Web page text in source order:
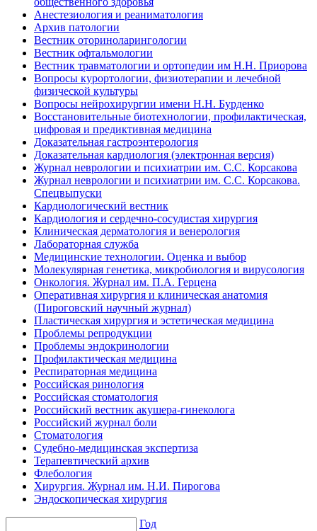
Анестезиология и реаниматология
Архив патологии
Вестник оториноларингологии
Вестник офтальмологии
Вестник травматологии и ортопедии им Н.Н. Приорова
Вопросы курортологии, физиотерапии и лечебной
физической культуры
Вопросы нейрохирургии имени Н.Н. Бурденко
Восстановительные биотехнологии, профилактическая,
цифровая и предиктивная медицина
Доказательная гастроэнтерология
Доказательная кардиология (электронная версия)
Журнал неврологии и психиатрии им. С.С. Корсакова
Журнал неврологии и психиатрии им. С.С. Корсакова.
Спецвыпуски
Кардиологический вестник
Кардиология и сердечно-сосудистая хирургия
Клиническая дерматология и венерология
Лабораторная служба
Медицинские технологии. Оценка и выбор
Молекулярная генетика, микробиология и вирусология
Онкология. Журнал им. П.А. Герцена
Оперативная хирургия и клиническая анатомия
(Пироговский научный журнал)
Пластическая хирургия и эстетическая медицина
Проблемы репродукции
Проблемы эндокринологии
Профилактическая медицина
Респираторная медицина
Российская ринология
Российская стоматология
Российский вестник акушера-гинеколога
Российский журнал боли
Стоматология
Судебно-медицинская экспертиза
Терапевтический архив
Флебология
Хирургия. Журнал им. Н.И. Пирогова
Эндоскопическая хирургия
Год